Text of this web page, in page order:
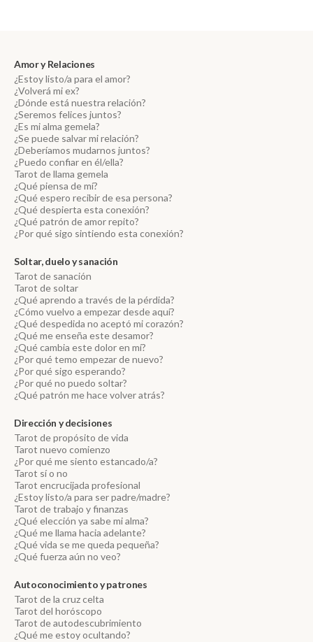
Amor y Relaciones
¿Estoy listo/a para el amor?
¿Volverá mi ex?
¿Dónde está nuestra relación?
¿Seremos felices juntos?
¿Es mi alma gemela?
¿Se puede salvar mi relación?
¿Deberíamos mudarnos juntos?
¿Puedo confiar en él/ella?
Tarot de llama gemela
¿Qué piensa de mí?
¿Qué espero recibir de esa persona?
¿Qué despierta esta conexión?
¿Qué patrón de amor repito?
¿Por qué sigo sintiendo esta conexión?
Soltar, duelo y sanación
Tarot de sanación
Tarot de soltar
¿Qué aprendo a través de la pérdida?
¿Cómo vuelvo a empezar desde aquí?
¿Qué despedida no aceptó mi corazón?
¿Qué me enseña este desamor?
¿Qué cambia este dolor en mí?
¿Por qué temo empezar de nuevo?
¿Por qué sigo esperando?
¿Por qué no puedo soltar?
¿Qué patrón me hace volver atrás?
Dirección y decisiones
Tarot de propósito de vida
Tarot nuevo comienzo
¿Por qué me siento estancado/a?
Tarot sí o no
Tarot encrucijada profesional
¿Estoy listo/a para ser padre/madre?
Tarot de trabajo y finanzas
¿Qué elección ya sabe mi alma?
¿Qué me llama hacia adelante?
¿Qué vida se me queda pequeña?
¿Qué fuerza aún no veo?
Autoconocimiento y patrones
Tarot de la cruz celta
Tarot del horóscopo
Tarot de autodescubrimiento
¿Qué me estoy ocultando?